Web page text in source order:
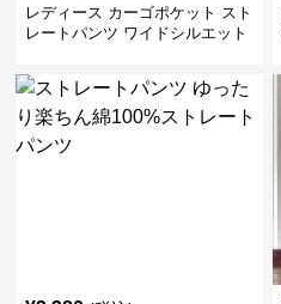
レディース カーゴポケット スト
レートパンツ ワイドシルエット